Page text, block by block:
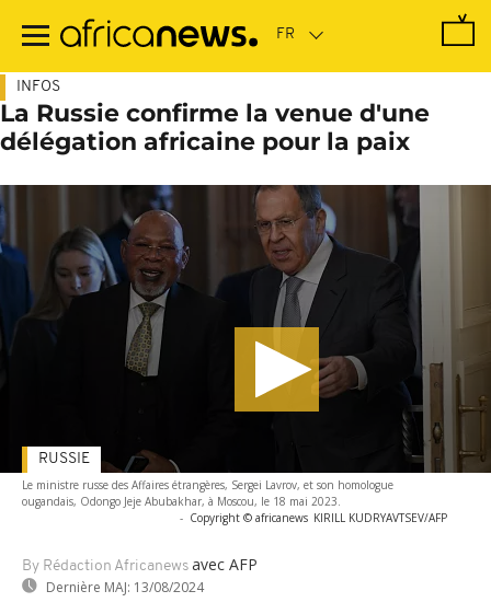
contenu
INFOS
La Russie confirme la venue d'une
délégation africaine pour la paix
Le ministre russe des Affaires étrangères, Sergei Lavrov, et son homologue
ougandais, Odongo Jeje Abubakhar, à Moscou, le 18 mai 2023.
- Copyright © africanews KIRILL KUDRYAVTSEV/AFP
By Rédaction Africanews avec AFP
Dernière MAJ: 13/08/2024
RUSSIE